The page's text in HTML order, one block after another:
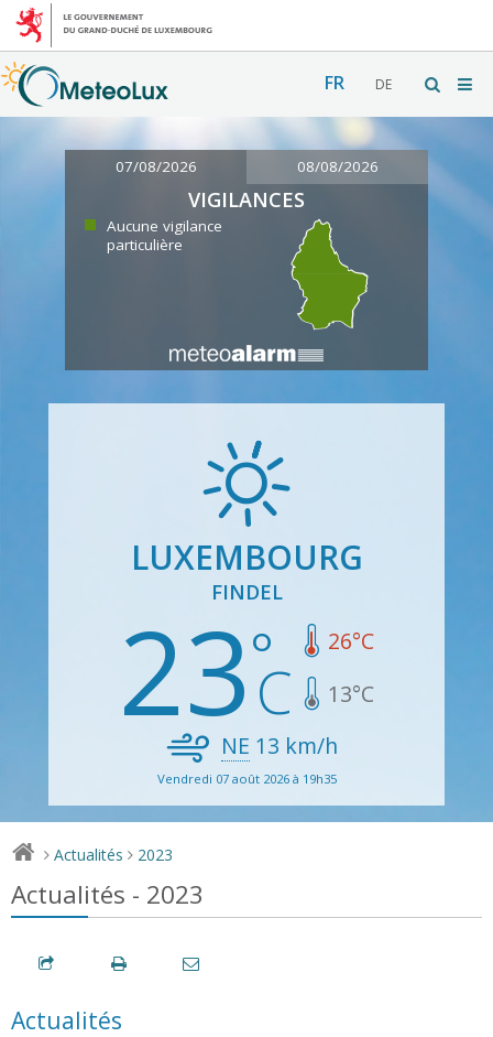
FR DE
07/08/2026 08/08/2026
VIGILANCES
Aucune vigilance
particulière
LUXEMBOURG
FINDEL
23 26°C
13°C
NE 13 km/h
Vendredi 07 août 2026 à 19h35
> Actualités > 2023
Actualités - 2023
Actualités